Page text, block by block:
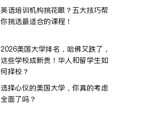
英语培训机构挑花眼？五大技巧帮
你挑选最适合的课程！
2026美国大学排名，哈佛又跌了，
这些学校成新贵！华人和留学生如
何择校？
选择心仪的美国大学，你真的考虑
全面了吗？